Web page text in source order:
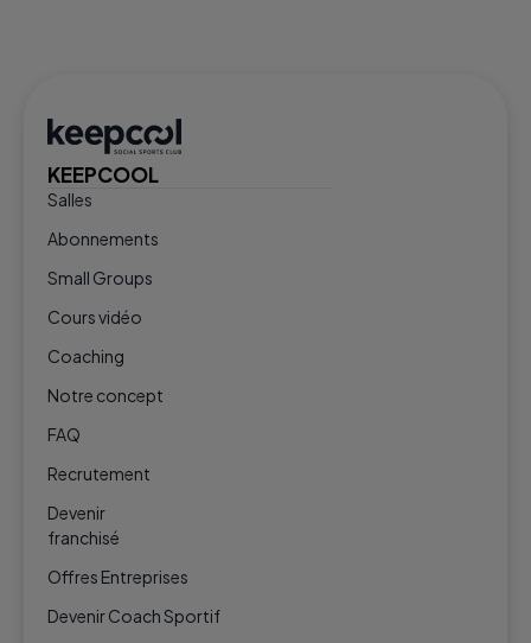
KEEPCOOL
Salles
Abonnements
Small Groups
Cours vidéo
Coaching
Notre concept
FAQ
Recrutement
Devenir
franchisé
Offres Entreprises
Devenir Coach Sportif